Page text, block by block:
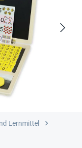
Lernmittel